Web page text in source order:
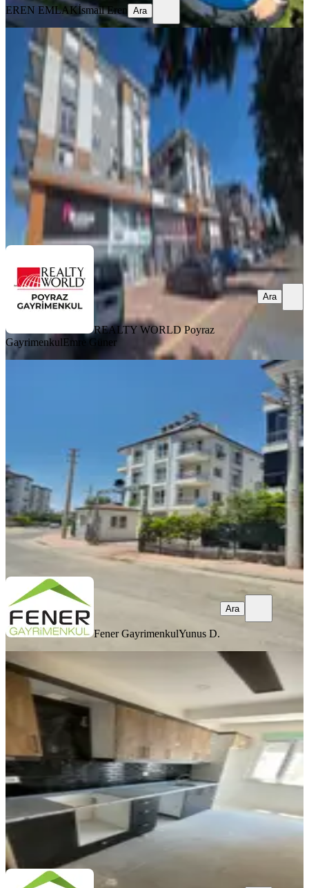
EREN EMLAKİsmail Eren Ara
EBV. BANYO
Poyraz'dan Baraj Mah. 2+1 110m²
3.satılık Daire
Kepez, Baraj Mahallesi
2+1
110 m² · ·
5.400.000 ₺
REALTY WORLD Poyraz Gayrimenkul​Emre Güner
REALTY WORLD Poyraz
Gayrimenkul​Emre Güner
Ara
Antalya Kepez Baraj Mahallesi Satılık
Kepez, Baraj Mahallesi
100 m²·2. Kat·30.07.2026
3.850.000 ₺
Fener Gayrimenkul Yunus D.
Fener GayrimenkulYunus D.
Ara
Satılık Sıfır Köşe Daire – Site
İçerisinde
Kepez, Baraj Mahallesi
28.07.2026
4.100.000 ₺
Fener GayrimenkulYunus D.
Ara